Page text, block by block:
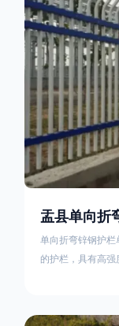
盂县单向折
单向折弯锌钢护
的护栏，具有高
再加上防盗垫圈